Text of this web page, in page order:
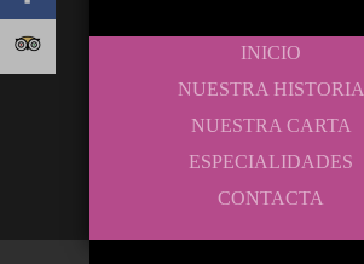
INICIO
NUESTRA HISTORIA
NUESTRA CARTA
ESPECIALIDADES
CONTACTA